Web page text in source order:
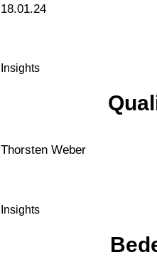
18.01.24
Insights
Thorsten Weber
Insights